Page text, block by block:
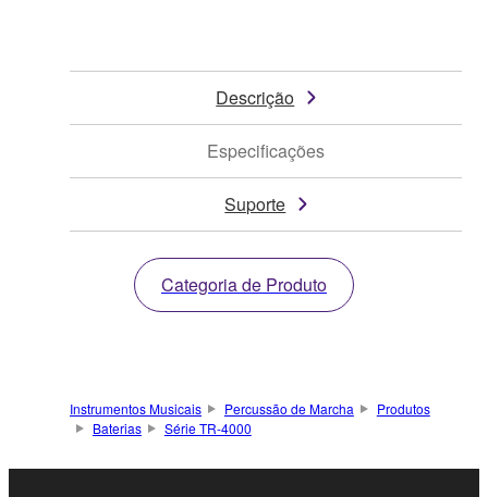
Descrição
Especificações
Suporte
Categoria de Produto
Instrumentos Musicais Percussão de Marcha
Produtos
Baterias
Série TR-4000